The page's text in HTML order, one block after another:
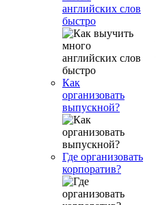
английских слов
быстро
Как
организовать
выпускной?
Где организовать
корпоратив?